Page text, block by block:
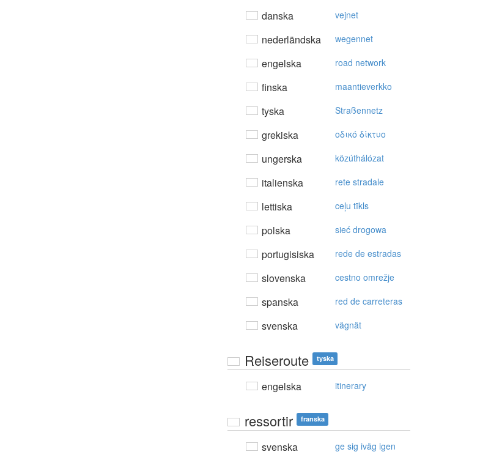
danska vejnet
nederländska wegennet
engelska road network
finska maantieverkko
tyska Straßennetz
grekiska oδικό δίκτυo
ungerska közúthálózat
italienska rete stradale
lettiska ceļu tīkls
polska sieć drogowa
portugisiska rede de estradas
slovenska cestno omrežje
spanska red de carreteras
svenska vägnät
Reiseroute tyska
engelska itinerary
ressortir franska
svenska ge sig iväg igen